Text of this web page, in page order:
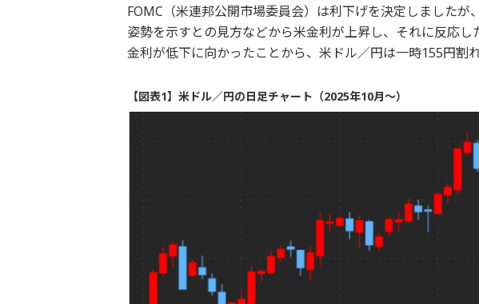
FOMC（米連邦公開市場委員会）は利下げを決定しました
姿勢を示すとの見方などから米金利が上昇し、それに反応
金利が低下に向かったことから、米ドル／円は一時155円割
【図表1】米ドル／円の日足チャート（2025年10月～）